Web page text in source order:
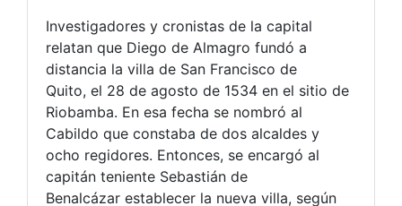
Investigadores y cronistas de la capital
relatan que Diego de Almagro fundó a
distancia la villa de San Francisco de
Quito, el 28 de agosto de 1534 en el sitio de
Riobamba. En esa fecha se nombró al
Cabildo que constaba de dos alcaldes y
ocho regidores. Entonces, se encargó al
capitán teniente Sebastián de
Benalcázar establecer la nueva villa, según